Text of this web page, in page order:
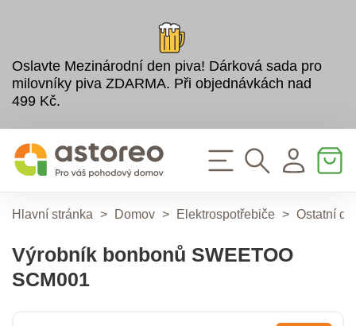
Oslavte Mezinárodní den piva! Dárková sada pro
milovníky piva ZDARMA. Při objednávkách nad
499 Kč.
Hlavní stránka > Domov > Elektrospotřebiče > Ostatní
Výrobník bonbonů SWEETOO
SCM001